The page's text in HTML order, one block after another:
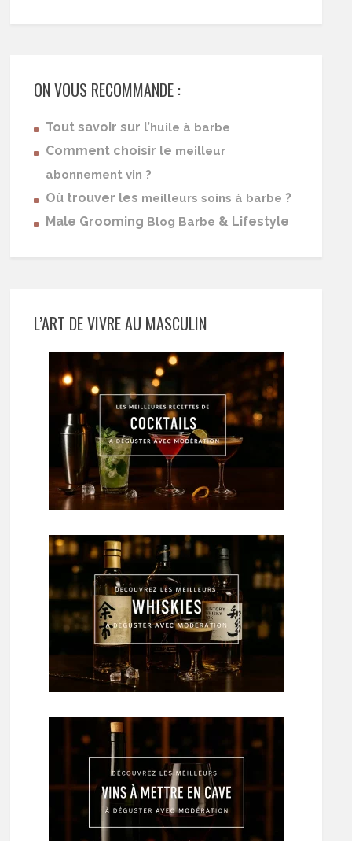
ON VOUS RECOMMANDE :
Tout savoir sur l’huile à barbe
Comment choisir le meilleur
abonnement vin ?
Où trouver les meilleurs soins à barbe ?
Male Grooming Blog Barbe & Lifestyle
L’ART DE VIVRE AU MASCULIN